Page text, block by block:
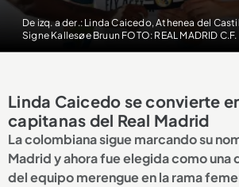
De izq. a der.: Linda Caicedo, Athenea del
Signe Kallesøe Bruun FOTO: REAL MADRID C.F.
Linda Caicedo se convierte
capitanas del Real Madrid
La colombiana sigue marcando su
Madrid y ahora fue elegida como una
del equipo merengue en la rama